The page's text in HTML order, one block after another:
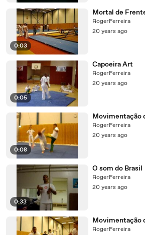
0:03
Mortal de
RogerFerreira
20 years ago
0:05
Capoeira Art
RogerFerreira
20 years ago
0:08
Movimentação
RogerFerreira
20 years ago
0:33
O som do Brasil
RogerFerreira
20 years ago
Movimentação
RogerFerreira